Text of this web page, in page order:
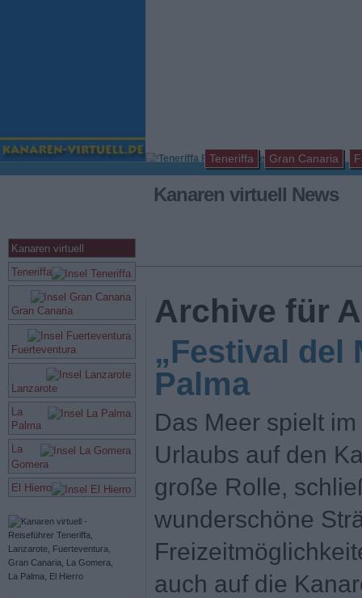
Teneriffa Gran Canaria
Kanaren virtuell News
Kanaren virtuell
Teneriffa
Gran Canaria
Fuerteventura
Lanzarote
La
Palma
La
Gomera
El Hierro
Archive für
„Festival del
Palma
Das Meer spielt
Urlaubs auf den
große Rolle,
wunderschöne
auch auf die